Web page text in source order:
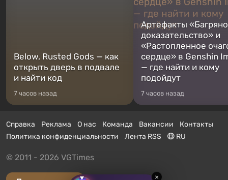
×
Below, Rusted Gods — как
открыть дверь в подвале
и найти код
7 часов назад
Артефакты
доказательство» и
«Растопленное
сердце» в Genshin
— где найти и кому
подойдут
7 часов назад
Справка Реклама О нас Команда Вакансии
Контакты
Политика конфиденциальности
Лента RSS RU
© 2011 - 2026 VGTimes